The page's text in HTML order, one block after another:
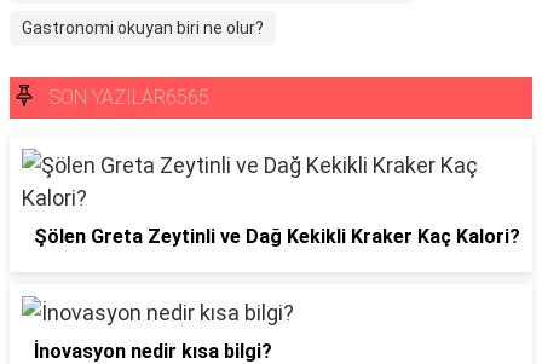
Gastronomi okuyan biri ne olur?
SON YAZILAR6565
Şölen Greta Zeytinli ve Dağ Kekikli Kraker Kaç Kalori?
İnovasyon nedir kısa bilgi?